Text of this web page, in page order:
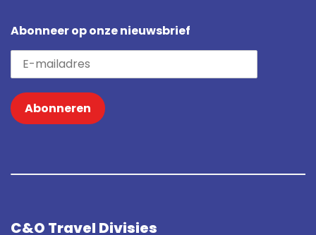
Abonneer op onze nieuwsbrief
Abonneren
C&O Travel Divisies